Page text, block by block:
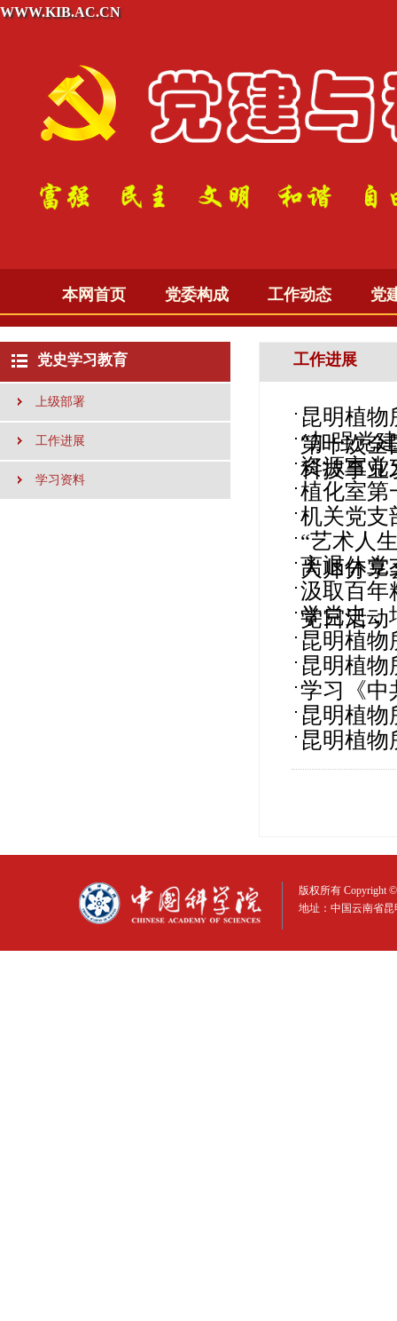
WWW.KIB.AC.CN
本网首页 党委构成 工作动态 党
党史学习教育
上级部署
工作进展
学习资料
工作进展
昆明植物
第十次全
“加强党
科技事业
资源室党
植化室第
机关党支
“艺术人
大师分享
离退休党
汲取百
党日活动
学党史
昆明植物
昆明植物
学习《中
昆明植物
昆明植物
版权所有 Copyright
地址：中国云南省